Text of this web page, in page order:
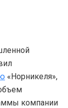
«Норникеля»,
компании